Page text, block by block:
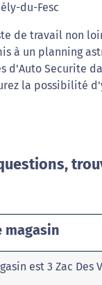
du-Fesc
de travail non
à un planning
d'Auto Securite
la possibilité
magasin
est 3 Zac Des